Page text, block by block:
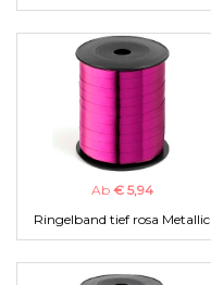
Ab € 5,94
Ringelband tief rosa Metallic